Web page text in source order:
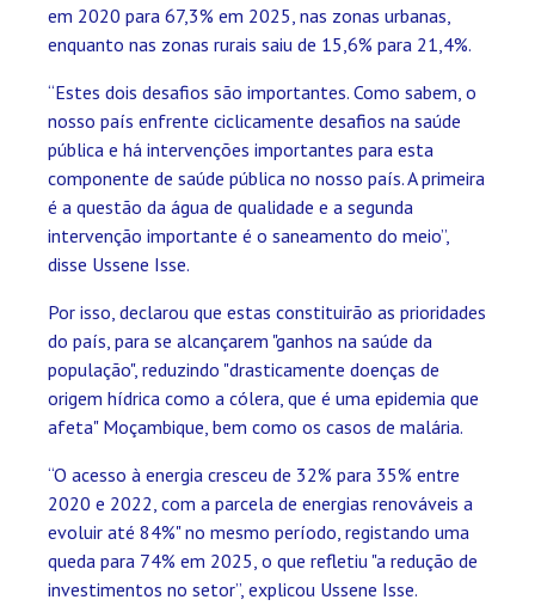
em 2020 para 67,3% em 2025, nas zonas urbanas,
enquanto nas zonas rurais saiu de 15,6% para 21,4%.
“Estes dois desafios são importantes. Como sabem, o
nosso país enfrente ciclicamente desafios na saúde
pública e há intervenções importantes para esta
componente de saúde pública no nosso país. A primeira
é a questão da água de qualidade e a segunda
intervenção importante é o saneamento do meio”,
disse Ussene Isse.
Por isso, declarou que estas constituirão as prioridades
do país, para se alcançarem "ganhos na saúde da
população", reduzindo "drasticamente doenças de
origem hídrica como a cólera, que é uma epidemia que
afeta" Moçambique, bem como os casos de malária.
“O acesso à energia cresceu de 32% para 35% entre
2020 e 2022, com a parcela de energias renováveis a
evoluir até 84%" no mesmo período, registando uma
queda para 74% em 2025, o que refletiu "a redução de
investimentos no setor”, explicou Ussene Isse.